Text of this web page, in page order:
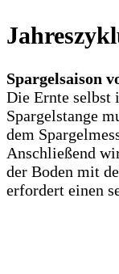
Spargelsaison
Die Ernte selbst
Spargelstange
dem
Anschließend
der Boden mit
erfordert einen